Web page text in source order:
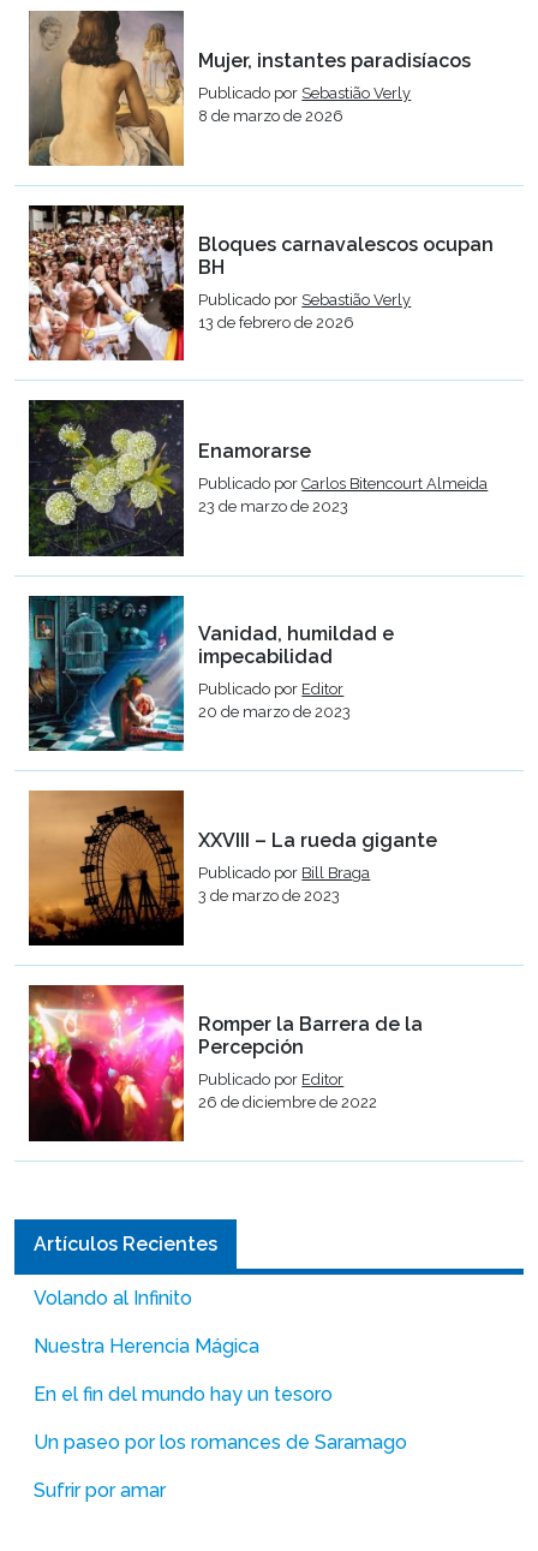
Mujer, instantes paradisíacos
Publicado por Sebastião Verly
8 de marzo de 2026
Bloques carnavalescos ocupan
BH
Publicado por Sebastião Verly
13 de febrero de 2026
Enamorarse
Publicado porCarlos Bitencourt Almeida
23 de marzo de 2023
Vanidad, humildad e
impecabilidad
Publicado por Editor
20 de marzo de 2023
XXVIII – La rueda gigante
Publicado por Bill Braga
3 de marzo de 2023
Romper la Barrera de la
Percepción
Publicado por Editor
26 de diciembre de 2022
Artículos Recientes
Volando al Infinito
Nuestra Herencia Mágica
En el fin del mundo hay un tesoro
Un paseo por los romances de Saramago
Sufrir por amar